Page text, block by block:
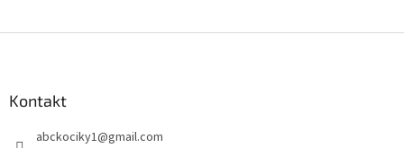
Kontakt
abckociky1@gmail.com